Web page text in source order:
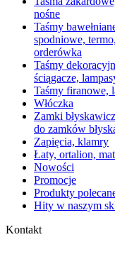
nośne
Taśmy
spodniowe,
orderówka
Taśmy
ściągacze,
Taśmy firanowe,
Włóczka
Zamki
do zamków
Zapięcia, klamry
Łaty, ortalion,
Nowości
Promocje
Produkty
Hity w naszym
Kontakt